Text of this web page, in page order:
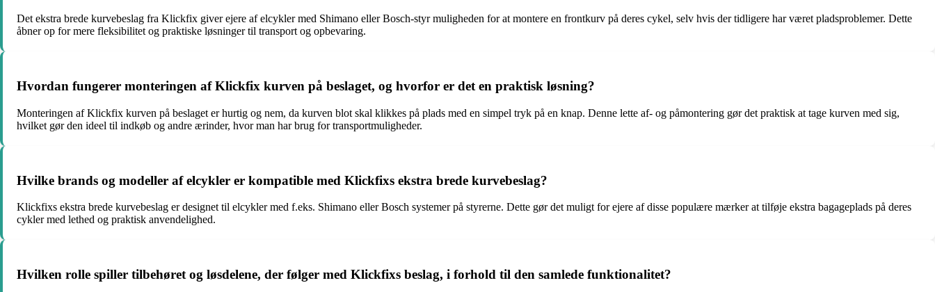
Det ekstra brede kurvebeslag fra Klickfix giver ejere af elcykler med Shimano eller Bosch-styr muligheden for at montere en frontkurv på deres cykel, selv hvis der tidligere har været pladsproblemer. Dette
åbner op for mere fleksibilitet og praktiske løsninger til transport og opbevaring.
Hvordan fungerer monteringen af Klickfix kurven på beslaget, og hvorfor er det en praktisk løsning?
Monteringen af Klickfix kurven på beslaget er hurtig og nem, da kurven blot skal klikkes på plads med en simpel tryk på en knap. Denne lette af- og påmontering gør det praktisk at tage kurven med sig,
hvilket gør den ideel til indkøb og andre ærinder, hvor man har brug for transportmuligheder.
Hvilke brands og modeller af elcykler er kompatible med Klickfixs ekstra brede kurvebeslag?
Klickfixs ekstra brede kurvebeslag er designet til elcykler med f.eks. Shimano eller Bosch systemer på styrerne. Dette gør det muligt for ejere af disse populære mærker at tilføje ekstra bagageplads på deres
cykler med lethed og praktisk anvendelighed.
Hvilken rolle spiller tilbehøret og løsdelene, der følger med Klickfixs beslag, i forhold til den samlede funktionalitet?